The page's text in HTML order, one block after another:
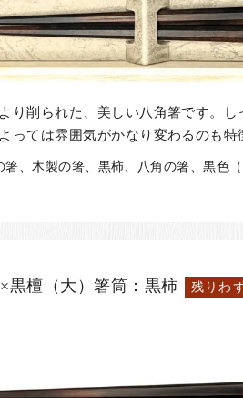
り削られた、美しい八角箸です。
っては雰囲気がかなり変わるのも特
、木製の箸、黒柿、八角の箸、黒色
檀（大）箸筒：黒柿 残りわ